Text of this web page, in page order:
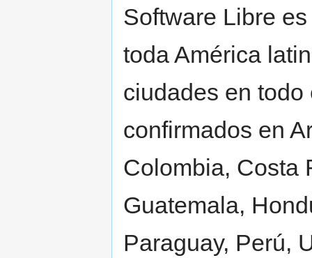
Software Libre
toda América
ciudades en
confirmados en
Colombia, Costa
Guatemala,
Paraguay, Perú,